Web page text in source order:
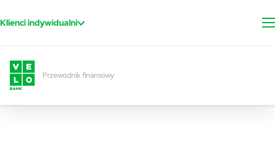
Klienci indywidualni
Przewodnik finansowy